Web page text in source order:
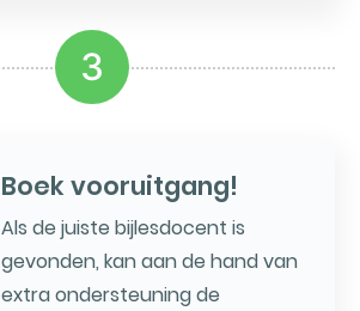
3
Boek vooruitgang!
Als de juiste bijlesdocent is
gevonden, kan aan de hand van
extra ondersteuning de